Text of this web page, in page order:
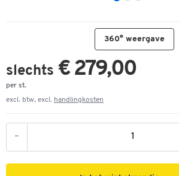
360° weergave
slechts € 279,00
per st.
excl. btw, excl. handlingkosten
-